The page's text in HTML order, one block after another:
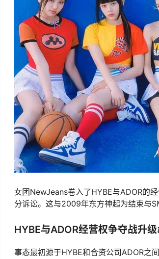
女团NewJeans卷入了HYBE与ADOR的
分诉讼。这与2009年东方神起为结束与
HYBE与ADOR经营权争夺战升
事态最初源于HYBE和合资公司ADOR之间